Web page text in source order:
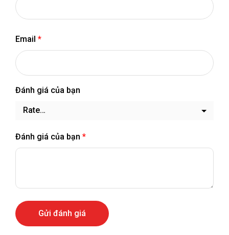
Email *
Đánh giá của bạn
Đánh giá của bạn *